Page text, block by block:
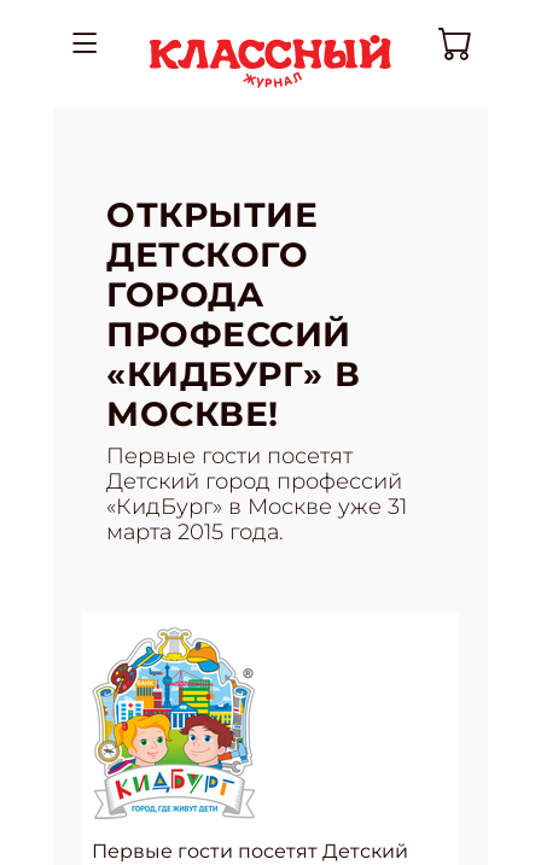
ОТКРЫТИЕ
ДЕТСКОГО
ГОРОДА
ПРОФЕССИЙ
«КИДБУРГ» В
МОСКВЕ!
Первые гости посетят
Детский город профессий
«КидБург» в Москве уже 31
марта 2015 года.
Первые гости посетят Детский